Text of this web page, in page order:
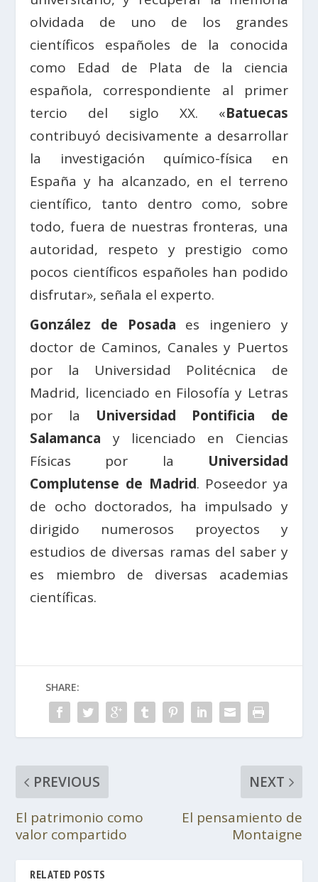
olvidada de uno de los grandes
científicos españoles de la conocida
como Edad de Plata de la ciencia
española, correspondiente al primer
tercio del siglo XX. «Batuecas
contribuyó decisivamente a desarrollar
la investigación químico-física en
España y ha alcanzado, en el terreno
científico, tanto dentro como, sobre
todo, fuera de nuestras fronteras, una
autoridad, respeto y prestigio como
pocos científicos españoles han podido
disfrutar», señala el experto.
González de Posada es ingeniero y
doctor de Caminos, Canales y Puertos
por la Universidad Politécnica de
Madrid, licenciado en Filosofía y Letras
por la Universidad Pontificia de
Salamanca y licenciado en Ciencias
Físicas por la Universidad
Complutense de Madrid. Poseedor ya
de ocho doctorados, ha impulsado y
dirigido numerosos proyectos y
estudios de diversas ramas del saber y
es miembro de diversas academias
científicas.
SHARE:
PREVIOUS
El patrimonio como
valor compartido
NEXT
El pensamiento de
Montaigne
RELATED POSTS